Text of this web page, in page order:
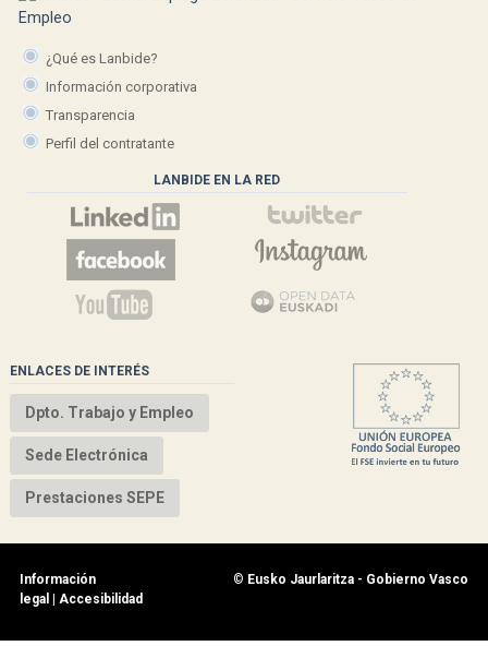
¿Qué es Lanbide?
Información corporativa
Transparencia
Perfil del contratante
LANBIDE EN LA RED
ENLACES DE INTERÉS
Dpto. Trabajo y Empleo
Sede Electrónica
Prestaciones SEPE
Información
legal
Accesibilidad
© Eusko Jaurlaritza - Gobierno Vasco